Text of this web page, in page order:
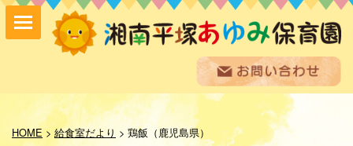
HOME> 給食室だより > 鶏飯（鹿児島県）
保育方針
園の紹介